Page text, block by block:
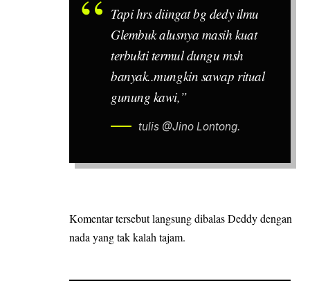
Tapi hrs diingat bg dedy ilmu
Glembuk alusnya masih kuat
terbukti termul dungu msh
banyak..mungkin sawap ritual
gunung kawi,”
tulis @Jino Lontong.
Komentar tersebut langsung dibalas Deddy dengan
nada yang tak kalah tajam.